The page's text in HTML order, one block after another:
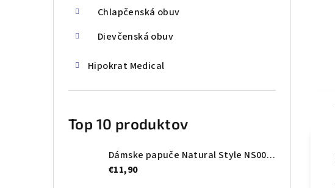
Chlapčenská obuv
Dievčenská obuv
Hipokrat Medical
Top 10 produktov
Dámske papuče Natural Style NS008 čierne
€11,90